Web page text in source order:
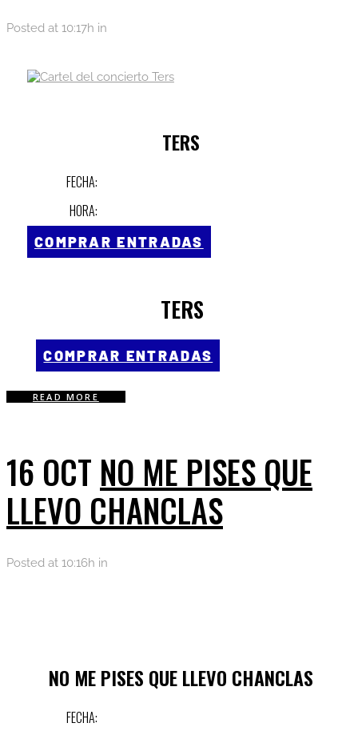
Posted at 10:17h in
TERS
FECHA:
HORA:
COMPRAR ENTRADAS
TERS
COMPRAR ENTRADAS
READ MORE
16 OCT NO ME PISES QUE
LLEVO CHANCLAS
Posted at 10:16h in
NO ME PISES QUE LLEVO CHANCLAS
FECHA: